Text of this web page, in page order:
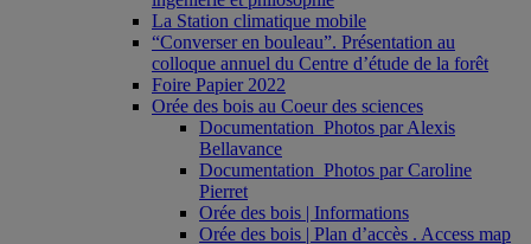
La Station climatique mobile
“Converser en bouleau”. Présentation au
colloque annuel du Centre d’étude de la forêt
Foire Papier 2022
Orée des bois au Coeur des sciences
Documentation_Photos par Alexis
Bellavance
Documentation_Photos par Caroline
Pierret
Orée des bois | Informations
Orée des bois | Plan d’accès . Access map